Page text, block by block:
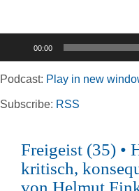
Rubriken
Kortizes Website
00:00
Podcast: Play in new
Subscribe: RSS
Freigeist (35) •
kritisch,
von Helmut